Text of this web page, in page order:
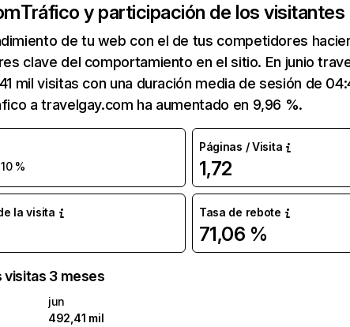
Tráfico y participación de los visitantes
de tu web con el de tus competidores
clave del comportamiento en el sitio. En junio
mil visitas con una duración media de sesión de
a travelgay.com ha aumentado en 9,96 %.
%
Páginas / Visita
1,72
la visita Tasa de rebote
71,06 %
visitas 3 meses
jun
492,41 mil